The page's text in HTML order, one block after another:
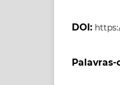
DOI:
Palavras-